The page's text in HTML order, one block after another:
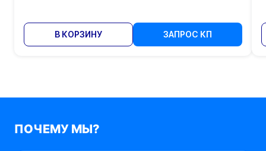
В КОРЗИНУ ЗАПРОС КП
ПОЧЕМУ МЫ?